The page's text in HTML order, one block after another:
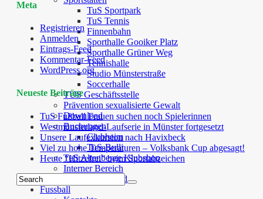
TuS Sportpark
TuS Tennis
Finnenbahn
Sporthalle Gooiker Platz
Sporthalle Grüner Weg
Tennishalle
Studio Münsterstraße
Soccerhalle
TUS Geschäftsstelle
Prävention sexualisierte Gewalt
Download
Buchungen
Clubheim
TuS-Bulli
TuS Altenberge Klubshop
Interner Bereich
TuS Cloud
Fussball
Meta
Registrieren
Anmelden
Eintrags-Feed
Kommentar-Feed
WordPress.org
Neueste Beiträge
TuS Fußball Frauen suchen noch Spielerinnen
Westmünsterland-Laufserie in Münster fortgesetzt
Unsere Laufexkursion nach Havixbeck
Viel zu hohe Temperaturen – Volksbank Cup abgesagt!
Heute “Hitzefrei” beim Sportabzeichen